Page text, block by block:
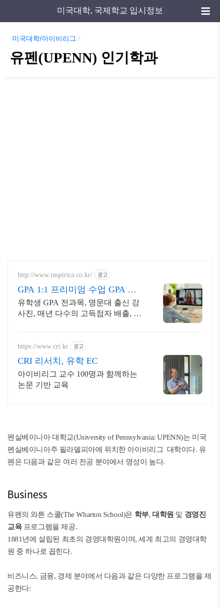
미국대학, 국제학교 입시정보
미국대학/아이비리그 /
유펜(UPENN) 인기학과
http://www.inspirica.co.kr/ 광고
GPA 1:1 프리미엄 수업 GPA 전
문가들의 밀착 관리
유학생 GPA 전과목, 명문대 출신 강
사진, 매년 다수의 고득점자 배출, 검
https://www.cri.kr 광고
CRI 리서치, 유학 EC
아이비리그 교수 100명과 함께하는
논문 기반 교육
펜실베이니아 대학교(University of Pennsylvania: UPENN)는 미국
펜실베이니아주 필라델피아에 위치한 아이비리그 대학이다. 유
펜은 다음과 같은 여러 전공 분야에서 명성이 높다.
Business
유펜의 와튼 스쿨(The Wharton School)은 학부,대학원 및 경영진
교육프로그램을 제공.
1881년에 설립된 최초의 경영대학원이며, 세계 최고의 경영대학
원 중 하나로 꼽힌다.
비즈니스, 금융, 경제 분야에서 다음과 같은 다양한 프로그램을 제
공한다: